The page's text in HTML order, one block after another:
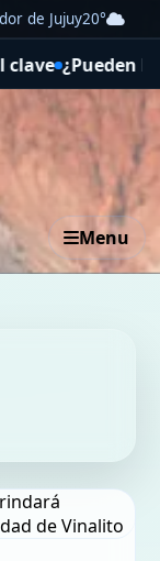
de Jujuy20°
robots salvar a
Menu